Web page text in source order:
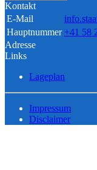
Kontakt
E-Mail
Hauptnummer +41 58
Adresse
Links
Lageplan
Impressum
Disclaimer